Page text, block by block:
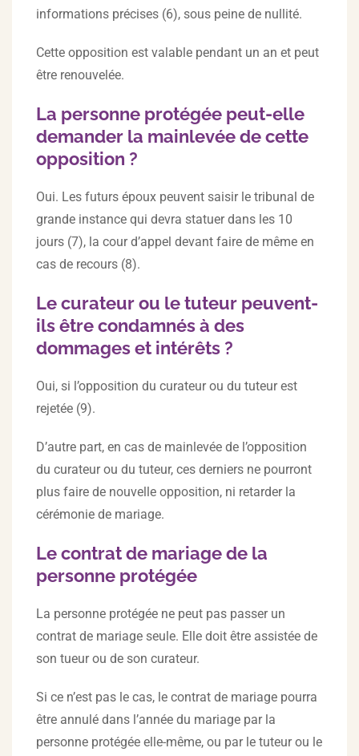
informations précises (6), sous peine de nullité.
Cette opposition est valable pendant un an et peut
être renouvelée.
La personne protégée peut-elle
demander la mainlevée de cette
opposition ?
Oui. Les futurs époux peuvent saisir le tribunal de
grande instance qui devra statuer dans les 10
jours (7), la cour d’appel devant faire de même en
cas de recours (8).
Le curateur ou le tuteur peuvent-
ils être condamnés à des
dommages et intérêts ?
Oui, si l’opposition du curateur ou du tuteur est
rejetée (9).
D’autre part, en cas de mainlevée de l’opposition
du curateur ou du tuteur, ces derniers ne pourront
plus faire de nouvelle opposition, ni retarder la
cérémonie de mariage.
Le contrat de mariage de la
personne protégée
La personne protégée ne peut pas passer un
contrat de mariage seule. Elle doit être assistée de
son tueur ou de son curateur.
Si ce n’est pas le cas, le contrat de mariage pourra
être annulé dans l’année du mariage par la
personne protégée elle-même, ou par le tuteur ou le